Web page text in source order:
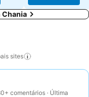
Chania
sites
comentários · Última